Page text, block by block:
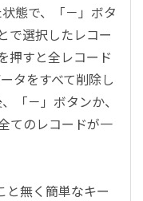
態で、「－」ボタ
で選択したレコー
押すと全レコード
タをすべて削除し
「－」ボタンか、
てのレコードが一
と無く簡単なキー